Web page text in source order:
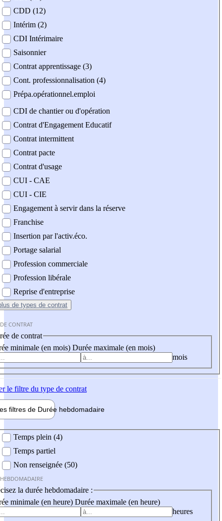
CDD (12)
Intérim (2)
CDI Intérimaire
Saisonnier
Contrat apprentissage (3)
Cont. professionnalisation (4)
Prépa.opérationnel.emploi
CDI de chantier ou d'opération
Contrat d'Engagement Educatif
Contrat intermittent
Contrat pacte
Contrat d'usage
CUI - CAE
CUI - CIE
Engagement à servir dans la réserve
Franchise
Insertion par l'activ.éco.
Portage salarial
Profession commerciale
Profession libérale
Reprise d'entreprise
de types de contrat
CONTRAT
de contrat
minimale (en mois) Durée maximale (en mois)
mois
le filtre du type de contrat
filtres de Durée hebdomadaire
Temps plein (4)
Temps partiel
Non renseignée (50)
la durée hebdomadaire :
minimale (en heure) Durée maximale (en heure)
heures